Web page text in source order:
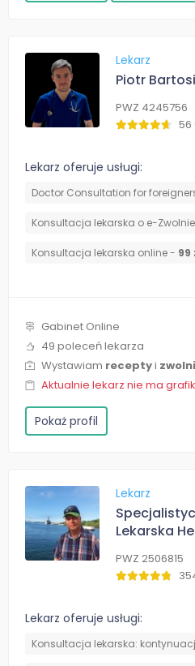
Lekarz
Piotr
PWZ 4245756
56
Lekarz oferuje usługi:
Doctor Consultation for
Konsultacja lekarska o e-
Konsultacja lekarska online - 99
Gabinet Online
49 poleceń lekarza
Wystawiam receptyi
Aktualnie lekarz nie ma
Pokaż profil
Lekarz
Lekarska
PWZ 2506815
Lekarz oferuje usługi:
Konsultacja lekarska: